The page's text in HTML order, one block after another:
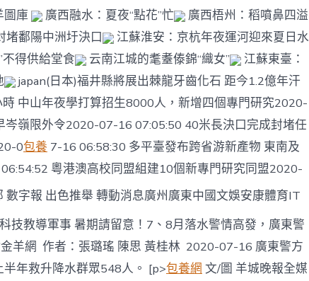
圖庫 廣西融水：夏夜“點花”忙
廣西梧州：稻噴鼻四溢
堵鄱陽中洲圩決口
江蘇淮安：京杭年夜運河迎來夏日水
不得供給堂食 云南江城的耄耋傣錦“織女”
江蘇東臺：
japan(日本)福井縣將展出棘龍牙齒化石 距今1.2億年汗
中山年夜學打算招生8000人，新增四個專門研究2020-
嶺限外令2020-07-16 07:05:50 40米長決口完成封堵任
0包養 7-16 06:58:30 多平臺發布跨省游新產物 東南及
粵港澳高校同盟組建10個新專門研究同盟2020-
數字報 出色推舉 轉動消息廣州廣東中國文娛安康體育IT
技教導軍事 暑期請留意！7、8月落水警情高發，廣東警
金羊網 作者：張璐瑤 陳思 黃桂林 2020-07-16 廣東警方
年救升降水群眾548人。 [p>包養網 文/圖 羊城晚報全媒